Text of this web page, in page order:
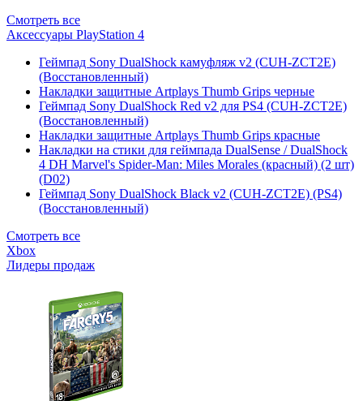
Смотреть все
Аксессуары PlayStation 4
Геймпад Sony DualShock камуфляж v2 (CUH-ZCT2E)
(Восстановленный)
Накладки защитные Artplays Thumb Grips черные
Геймпад Sony DualShock Red v2 для PS4 (CUH-ZCT2E)
(Восстановленный)
Накладки защитные Artplays Thumb Grips красные
Накладки на стики для геймпада DualSense / DualShock
4 DH Marvel's Spider-Man: Miles Morales (красный) (2 шт)
(D02)
Геймпад Sony DualShock Black v2 (CUH-ZCT2E) (PS4)
(Восстановленный)
Смотреть все
Xbox
Лидеры продаж